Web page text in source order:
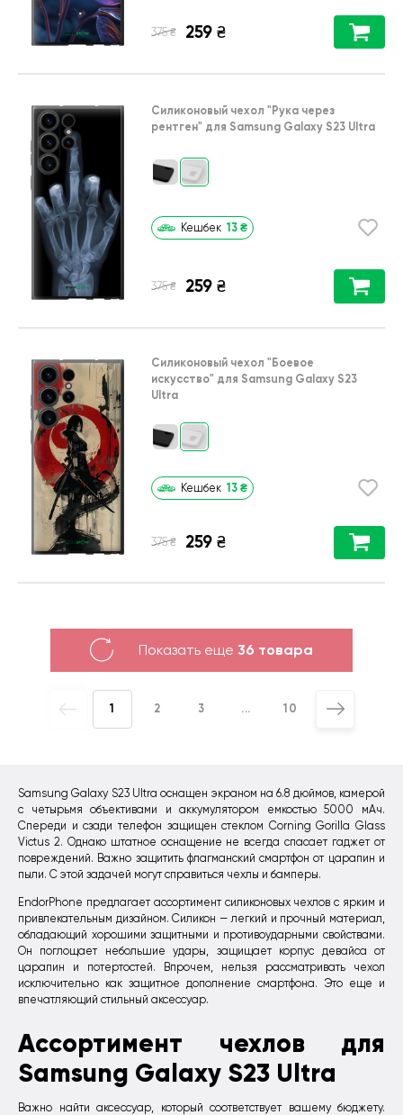
Samsung Galaxy S23 Ultra оснащен экраном на 6.8 дюймов, камерой
с четырьмя объективами и аккумулятором емкостью 5000 мАч.
Спереди и сзади телефон защищен стеклом Corning Gorilla Glass
Victus 2. Однако штатное оснащение не всегда спасает гаджет от
повреждений. Важно защитить флагманский смартфон от царапин и
пыли. С этой задачей могут справиться чехлы и бамперы.
EndorPhone предлагает ассортимент силиконовых чехлов с ярким и
привлекательным дизайном. Силикон — легкий и прочный материал,
обладающий хорошими защитными и противоударными свойствами.
Он поглощает небольшие удары, защищает корпус девайса от
царапин и потертостей. Впрочем, нельзя рассматривать чехол
исключительно как защитное дополнение смартфона. Это еще и
впечатляющий стильный аксессуар.
Ассортимент чехлов для
Samsung Galaxy S23 Ultra
Важно найти аксессуар, который соответствует вашему бюджету.
375 ₴ 259 ₴
Силиконовый чехол "Рука через
рентген" для Samsung Galaxy S23 Ultra
Кешбек 13 ₴
375 ₴ 259 ₴
Силиконовый чехол "Боевое
искусство" для Samsung Galaxy S23
Ultra
Кешбек 13 ₴
375 ₴ 259 ₴
Показать еще 36 товара
1 2 3 ... 10